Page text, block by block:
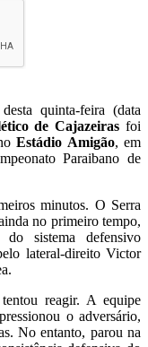
quinta-feira (data
de Cajazeiras foi
Estádio Amigão, em
Paraibano de
minutos. O Serra
no primeiro tempo,
sistema defensivo
lateral-direito Victor
reagir. A equipe
o adversário,
No entanto, parou na